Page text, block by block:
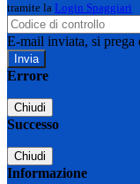
tramite la Login Spaggiari
E-mail inviata, si prega
Errore
Chiudi
Successo
Chiudi
Informazione